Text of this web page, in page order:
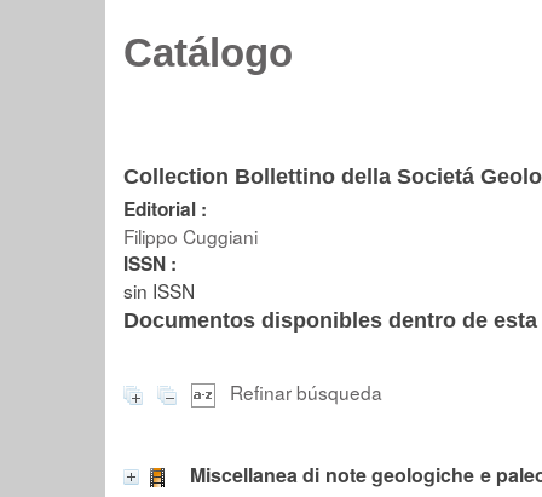
Catálogo
Collection Bollettino della Societá
Editorial :
Filippo Cuggiani
ISSN :
sin ISSN
Documentos disponibles dentro de
Refinar búsqueda
Miscellanea di note geologiche e